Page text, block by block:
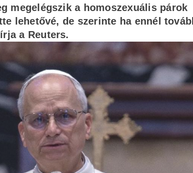
megelégszik a homoszexuális párok
lehetővé, de szerinte ha ennél
a Reuters.